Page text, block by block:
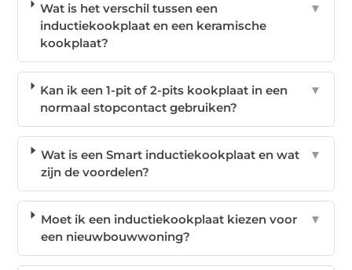
Wat is het verschil tussen een
inductiekookplaat en een keramische
kookplaat?
▼
Kan ik een 1-pit of 2-pits kookplaat in een
normaal stopcontact gebruiken?
▼
Wat is een Smart inductiekookplaat en wat
zijn de voordelen?
▼
Moet ik een inductiekookplaat kiezen voor
een nieuwbouwwoning?
▼